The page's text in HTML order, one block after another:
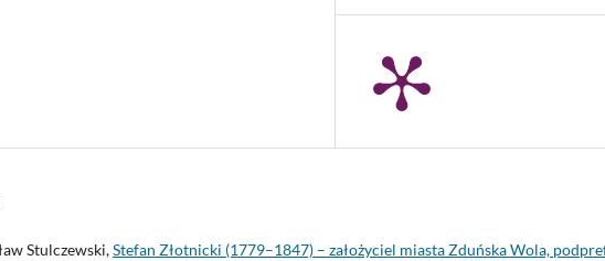
Stulczewski,Stefan Złotnicki (1779–1847) – założyciel miasta Zduńska Wola,